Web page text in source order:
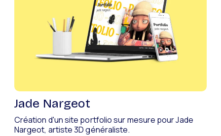
Jade Nargeot
Création d'un site portfolio sur mesure pour Jade
Nargeot, artiste 3D généraliste.